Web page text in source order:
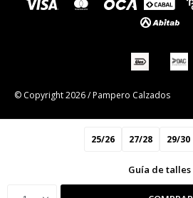
25/26 27/28 29/30
Guía de talles
© Copyright 2026 / Pampero Calzados